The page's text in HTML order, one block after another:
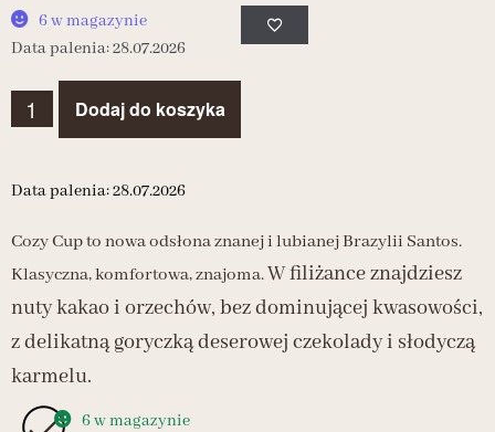
6 w magazynie
Data palenia: 28.07.2026
Dodaj do koszyka
Data palenia: 28.07.2026
Cozy Cup to nowa odsłona znanej i lubianej Brazylii Santos.
Klasyczna, komfortowa, znajoma.W filiżance znajdziesz
nuty kakao i orzechów, bez dominującej kwasowości,
z delikatną goryczką deserowej czekolady i słodyczą
karmelu.
6 w magazynie